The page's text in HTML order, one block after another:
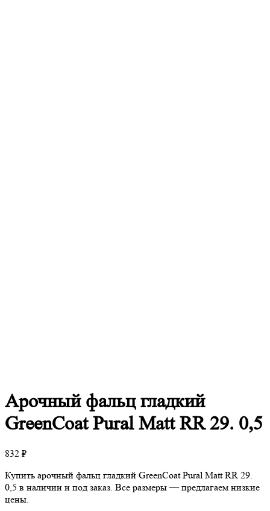
Арочныйфальц гладкий
GreenCoat Pural Matt RR 29. 0,5
832 ₽
Купить арочный фальц гладкий GreenCoat Pural Matt RR 29.
0,5 в наличии и под заказ. Все размеры — предлагаем низкие
цены.